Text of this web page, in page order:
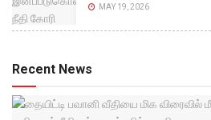
MAY 19, 2026
Recent News